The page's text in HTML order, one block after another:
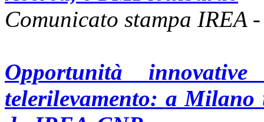
Comunicato stampa IREA
Opportunità
telerilevamento: a Milano